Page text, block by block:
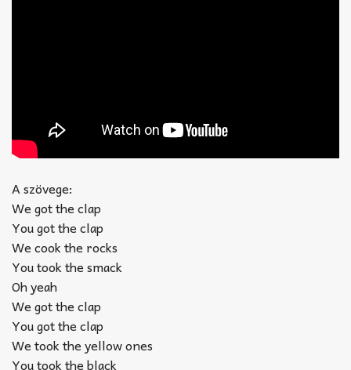
A szövege:
We got the clap
You got the clap
We cook the rocks
You took the smack
Oh yeah
We got the clap
You got the clap
We took the yellow ones
You took the black